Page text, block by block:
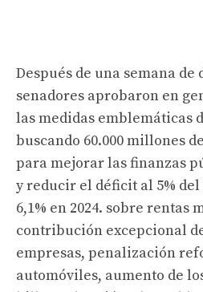
Después de una semana de
senadores aprobaron en
las medidas emblemáticas
buscando 60.000 millones
para mejorar las finanzas
y reducir el déficit al 5% del
6,1% en 2024. sobre rentas
contribución excepcional
empresas, penalización
automóviles, aumento de